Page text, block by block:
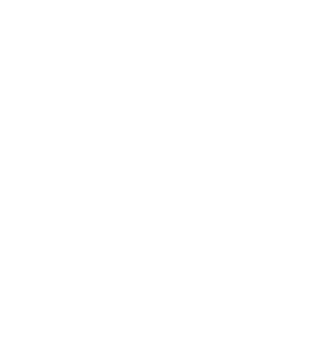
й ефективні консультації
аналіз проблеми та